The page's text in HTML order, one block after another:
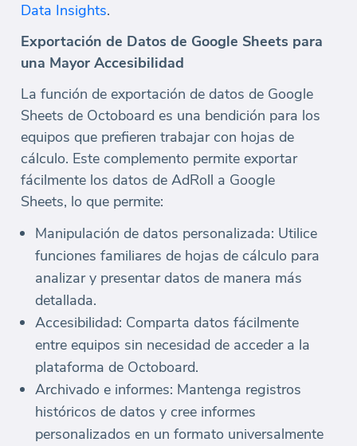
Data Insights.
Exportación de Datos de Google Sheets para
una Mayor Accesibilidad
La función de exportación de datos de Google
Sheets de Octoboard es una bendición para los
equipos que prefieren trabajar con hojas de
cálculo. Este complemento permite exportar
fácilmente los datos de AdRoll a Google
Sheets, lo que permite:
Manipulación de datos personalizada: Utilice
funciones familiares de hojas de cálculo para
analizar y presentar datos de manera más
detallada.
Accesibilidad: Comparta datos fácilmente
entre equipos sin necesidad de acceder a la
plataforma de Octoboard.
Archivado e informes: Mantenga registros
históricos de datos y cree informes
personalizados en un formato universalmente